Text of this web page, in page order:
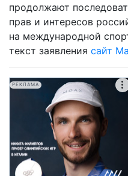
продолжают
прав и интересов
на международной
текст заявления сайт
РЕКЛАМА